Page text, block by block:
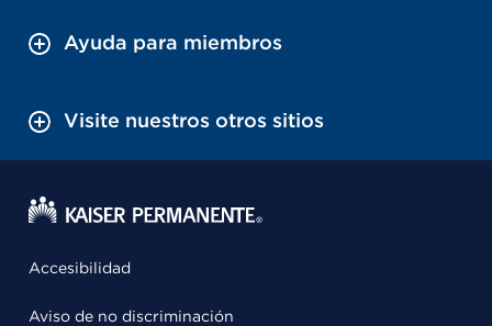
Ayuda para miembros
Visite nuestros otros sitios
Accesibilidad
Aviso de no discriminación